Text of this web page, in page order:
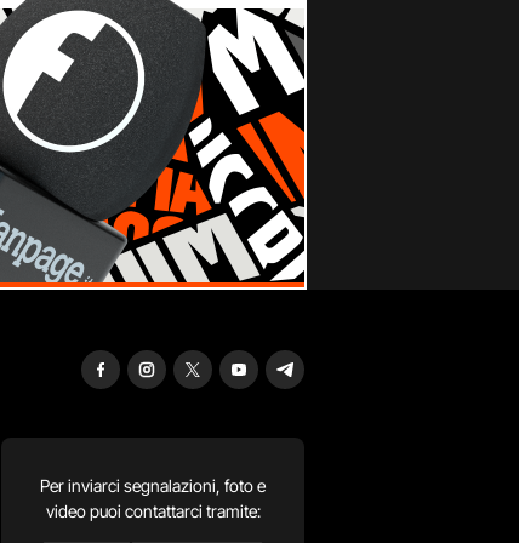
Per inviarci segnalazioni, foto e
video puoi contattarci tramite: